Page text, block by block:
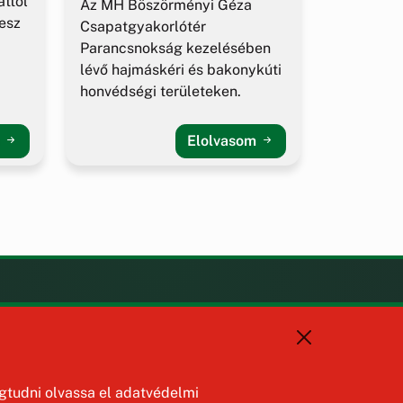
Az MH Böszörményi Géza
Csapatgyakorlótér
Parancsnokság kezelésében
lévő hajmáskéri és bakonykúti
honvédségi területeken.
Elolvasom
KAPCSOLAT
8192 Hajmáskér, Kossuth Lajos
olvassa el adatvédelmi